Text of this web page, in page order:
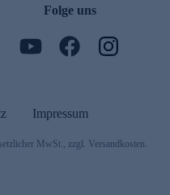
Folge uns
Impressum
MwSt., zzgl. Versandkosten.